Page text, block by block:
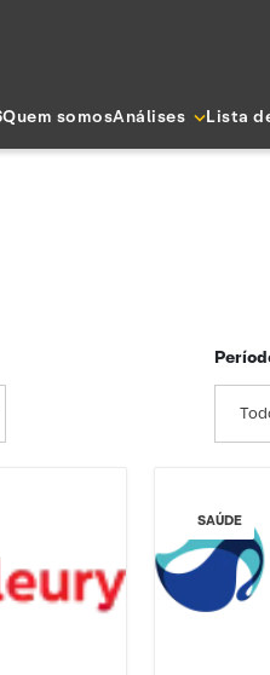
Quem somosAnálises Lista
SAÚDE